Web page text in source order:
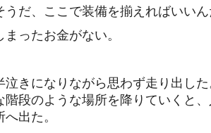
だ、ここで装備を揃えればいい
ったお金がない。
きになりながら思わず走り出し
階段のような場所を降りていくと
へ出た。